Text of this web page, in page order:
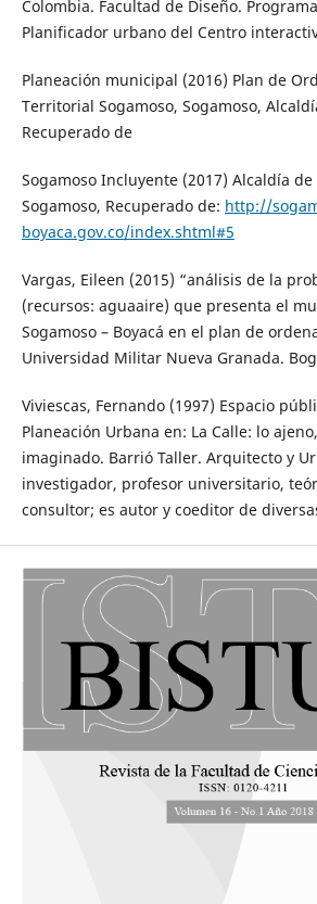
Colombia. Facultad de Diseño.
Planificador urbano del Centro
Planeación municipal (2016) Plan de
Territorial Sogamoso, Sogamoso,
Recuperado de
Sogamoso Incluyente (2017) Alcaldía de
Sogamoso, Recuperado de: http://
boyaca.gov.co/index.shtml#5
Vargas, Eileen (2015) “análisis de la
(recursos: aguaaire) que presenta el
Sogamoso – Boyacá en el plan de
Universidad Militar Nueva Granada.
Viviescas, Fernando (1997) Espacio
Planeación Urbana en: La Calle: lo
imaginado. Barrió Taller. Arquitecto y
investigador, profesor universitario,
consultor; es autor y coeditor de